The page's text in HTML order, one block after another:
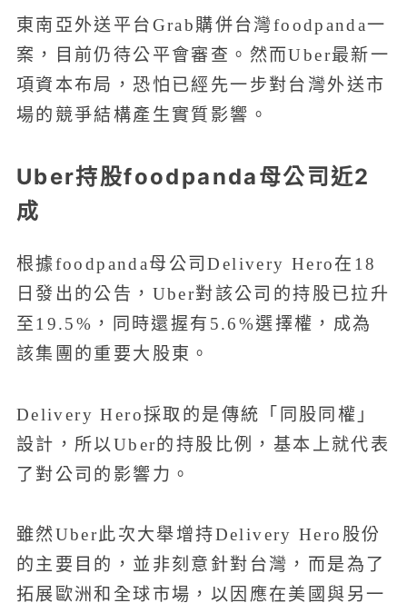
東南亞外送平台Grab購併台灣foodpanda一
案，目前仍待公平會審查。然而Uber最新一
項資本布局，恐怕已經先一步對台灣外送市
場的競爭結構產生實質影響。
Uber持股foodpanda母公司近2
成
根據foodpanda母公司Delivery Hero在18
日發出的公告，Uber對該公司的持股已拉升
至19.5%，同時還握有5.6%選擇權，成為
該集團的重要大股東。
Delivery Hero採取的是傳統「同股同權」
設計，所以Uber的持股比例，基本上就代表
了對公司的影響力。
雖然Uber此次大舉增持Delivery Hero股份
的主要目的，並非刻意針對台灣，而是為了
拓展歐洲和全球市場，以因應在美國與另一